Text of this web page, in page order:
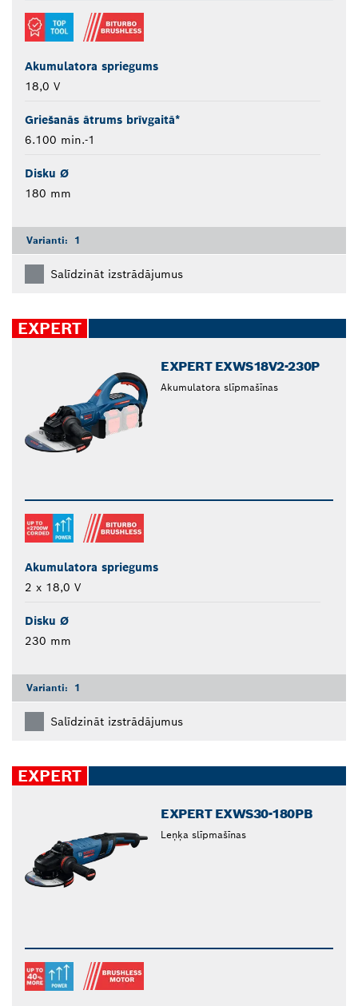
Akumulatora spriegums
18,0 V
Griešanās ātrums brīvgaitā*
6.100 min.-1
Disku Ø
180 mm
Varianti: 1
Salīdzināt izstrādājumus
EXPERT
EXPERT EXWS18V2-230P
Akumulatora slīpmašīnas
Akumulatora spriegums
2 x 18,0 V
Disku Ø
230 mm
Varianti: 1
Salīdzināt izstrādājumus
EXPERT
EXPERT EXWS30-180PB
Leņķa slīpmašīnas